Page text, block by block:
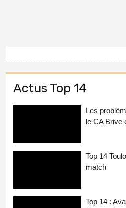
Actus Top 14
Les
le CA Brive
Top 14
match
Top 14 :